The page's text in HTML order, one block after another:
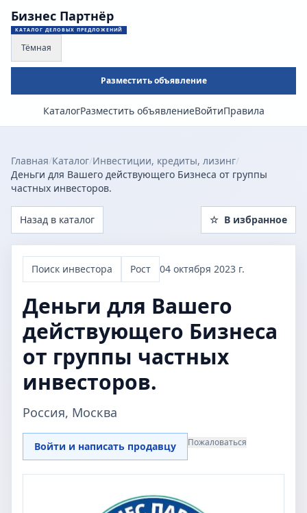
Бизнес Партнёр
КАТАЛОГ ДЕЛОВЫХ ПРЕДЛОЖЕНИЙ
Тёмная
Разместить объявление
КаталогРазместить объявлениеВойтиПравила
Главная/Каталог/Инвестиции, кредиты, лизинг/
Деньги для Вашего действующего Бизнеса от группы
частных инвесторов.
Назад в каталог ☆ В избранное
Поиск инвестора Рост 04 октября 2023 г.
Деньги для Вашего
действующего Бизнеса
от группы частных
инвесторов.
Россия, Москва
Войти и написать продавцу Пожаловаться